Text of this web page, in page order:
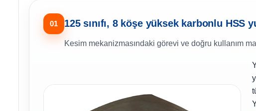
01 125 sınıfı, 8 köşe yüksek karbonlu HSS
Kesim mekanizmasındaki görevi ve doğru kullanım